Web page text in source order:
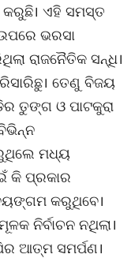
ଏହି ସମସ୍ତ
ଭରସା
ରାଜନୈତିକ ସନ୍ଧି।
ତେଣୁ ବିଜୟ
ତୁଙ୍ଗ ଓ ପାଟକୁରା
ମଧ୍ୟ
କି ପ୍ରକାର
କରୁଥିବେ।
ନିର୍ବାଚନ ନଥିଲା।
ଆତ୍ମ ସମର୍ପଣ।